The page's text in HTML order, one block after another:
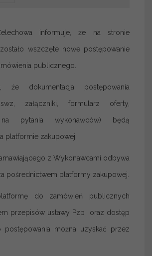
informuje, że na stronie
wszczęte nowe postępowanie
publicznego.
że dokumentacja postępowania
swz, załączniki, formularz oferty,
pytania wykonawców) będą
platformie zakupowej.
z Wykonawcami odbywa
pośrednictwem platformy zakupowej.
do zamówień publicznych
przepisów ustawy Pzp oraz dostęp
postępowania można uzyskać przez